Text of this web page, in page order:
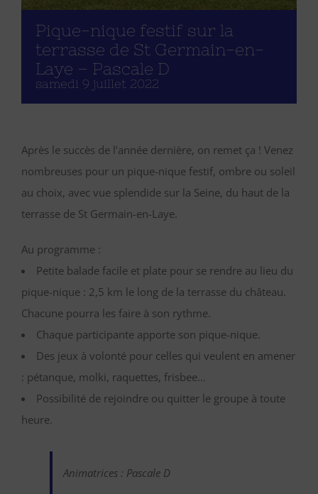
Pique-nique festif sur la
terrasse de St Germain-en-
Laye – Pascale D
samedi 9 juillet 2022
Après le succès de l’année dernière, on remet ça ! Venez
nombreuses pour un pique-nique festif, ombre ou soleil
au choix, avec vue splendide sur la Seine, du haut de la
terrasse de St Germain-en-Laye.
Au programme :
Petite balade facile et plate pour se rendre au lieu du
pique-nique : 2,5 km le long de la terrasse du château.
Chacune pourra les faire à son rythme.
Chaque participante apporte son pique-nique.
Des jeux à volonté pour celles qui veulent en amener
: pétanque, molki, raquettes, frisbee…
Possibilité de rejoindre ou quitter le groupe à toute
heure.
Animatrices : Pascale D